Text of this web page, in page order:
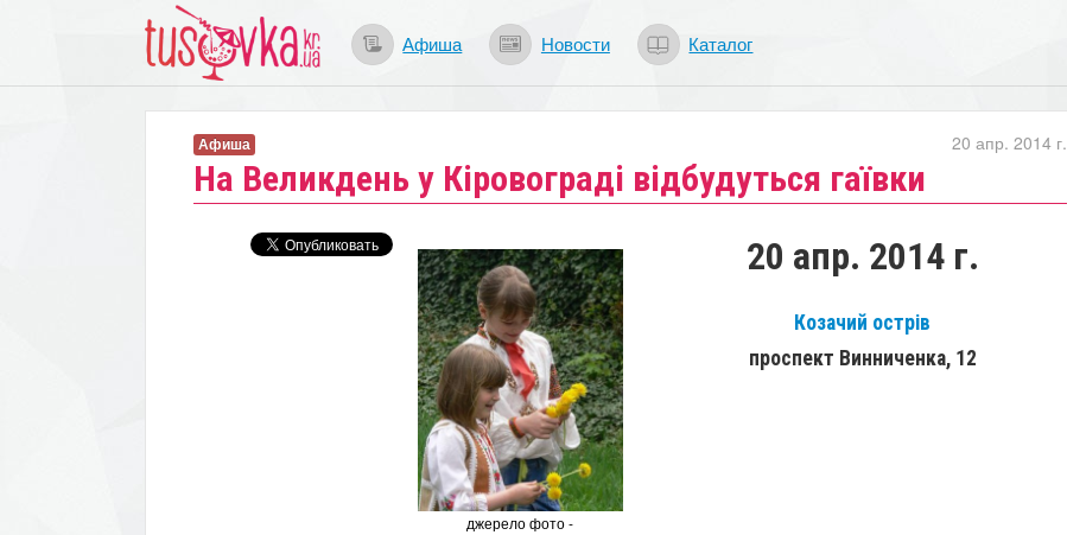
Афиша Новости Каталог
​На Великдень у Кіровограді відбудуться гаївки
20 апр. 2014 г.
Афиша
джерело фото -
20 апр. 2014 г.
Козачий острів
проспект Винниченка, 12